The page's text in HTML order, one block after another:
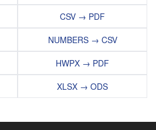
CSV → PDF
NUMBERS → CSV
HWPX → PDF
XLSX → ODS